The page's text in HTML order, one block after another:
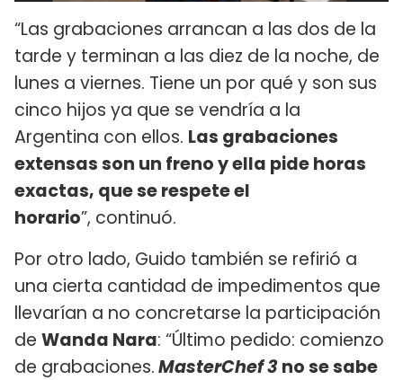
“Las grabaciones arrancan a las dos de la
tarde y terminan a las diez de la noche, de
lunes a viernes. Tiene un por qué y son sus
cinco hijos ya que se vendría a la
Argentina con ellos. Las grabaciones
extensas son un freno y ella pide horas
exactas, que se respete el
horario”, continuó.
Por otro lado, Guido también se refirió a
una cierta cantidad de impedimentos que
llevarían a no concretarse la participación
de Wanda Nara: “Último pedido: comienzo
de grabaciones.MasterChef 3no se sabe